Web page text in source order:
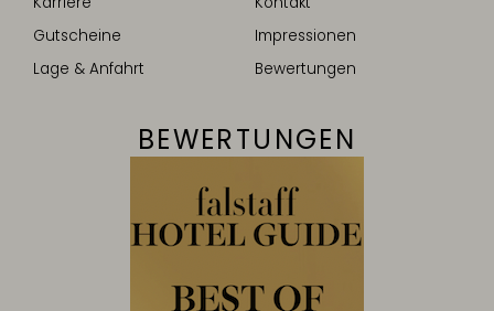
Gutscheine
Lage & Anfahrt
Impressionen
Bewertungen
BEWERTUNGEN